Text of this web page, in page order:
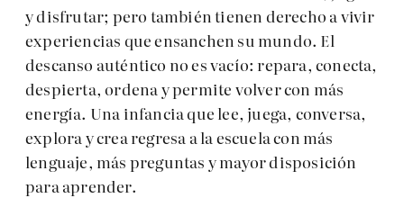
y disfrutar; pero también tienen derecho a vivir
experiencias que ensanchen su mundo. El
descanso auténtico no es vacío: repara, conecta,
despierta, ordena y permite volver con más
energía. Una infancia que lee, juega, conversa,
explora y crea regresa a la escuela con más
lenguaje, más preguntas y mayor disposición
para aprender.